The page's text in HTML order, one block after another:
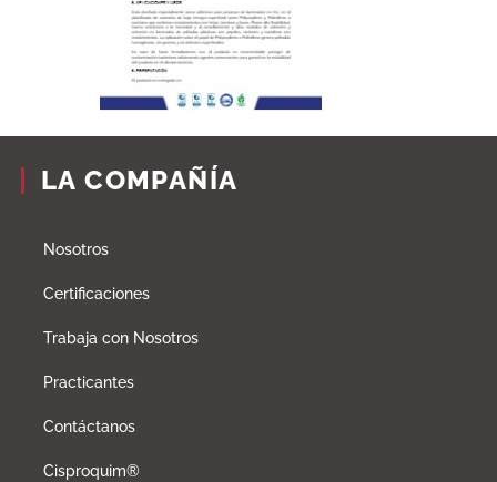
LA COMPAÑÍA
Nosotros
Certificaciones
Trabaja con Nosotros
Practicantes
Contáctanos
Cisproquim®